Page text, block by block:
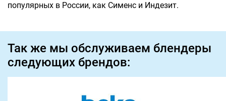
популярных в России, как Сименс и Индезит.
Так же мы обслуживаем блендеры
следующих брендов: